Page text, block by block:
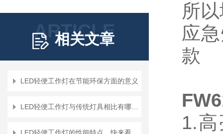
ARTICLE
相关文章
LED轻便工作灯在节能环保方面的意义
所
应
款
1.